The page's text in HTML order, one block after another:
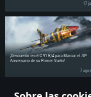
17
¡Descuento en el G.91 R/4 para Marcar el 70º
Aniversario de su Primer Vuelo!
7